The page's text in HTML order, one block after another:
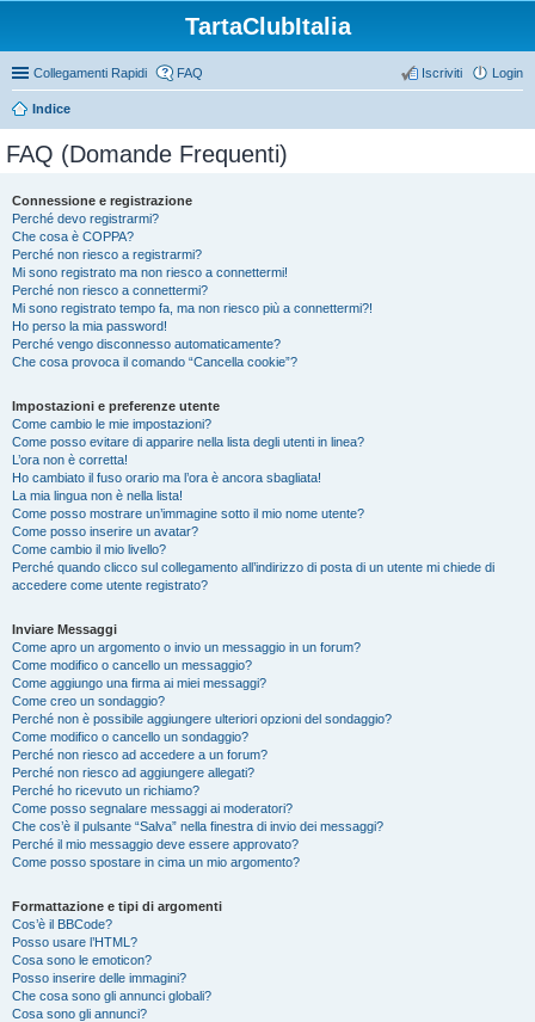
TartaClubItalia
Collegamenti Rapidi FAQ Login
Iscriviti
Indice
FAQ (Domande Frequenti)
Connessione e registrazione
Perché devo registrarmi?
Che cosa è COPPA?
Perché non riesco a registrarmi?
Mi sono registrato ma non riesco a connettermi!
Perché non riesco a connettermi?
Mi sono registrato tempo fa, ma non riesco più a connettermi?!
Ho perso la mia password!
Perché vengo disconnesso automaticamente?
Che cosa provoca il comando “Cancella cookie”?
Impostazioni e preferenze utente
Come cambio le mie impostazioni?
Come posso evitare di apparire nella lista degli utenti in linea?
L’ora non è corretta!
Ho cambiato il fuso orario ma l’ora è ancora sbagliata!
La mia lingua non è nella lista!
Come posso mostrare un’immagine sotto il mio nome utente?
Come posso inserire un avatar?
Come cambio il mio livello?
Perché quando clicco sul collegamento all’indirizzo di posta di un utente mi chiede di
accedere come utente registrato?
Inviare Messaggi
Come apro un argomento o invio un messaggio in un forum?
Come modifico o cancello un messaggio?
Come aggiungo una firma ai miei messaggi?
Come creo un sondaggio?
Perché non è possibile aggiungere ulteriori opzioni del sondaggio?
Come modifico o cancello un sondaggio?
Perché non riesco ad accedere a un forum?
Perché non riesco ad aggiungere allegati?
Perché ho ricevuto un richiamo?
Come posso segnalare messaggi ai moderatori?
Che cos’è il pulsante “Salva” nella finestra di invio dei messaggi?
Perché il mio messaggio deve essere approvato?
Come posso spostare in cima un mio argomento?
Formattazione e tipi di argomenti
Cos’è il BBCode?
Posso usare l’HTML?
Cosa sono le emoticon?
Posso inserire delle immagini?
Che cosa sono gli annunci globali?
Cosa sono gli annunci?